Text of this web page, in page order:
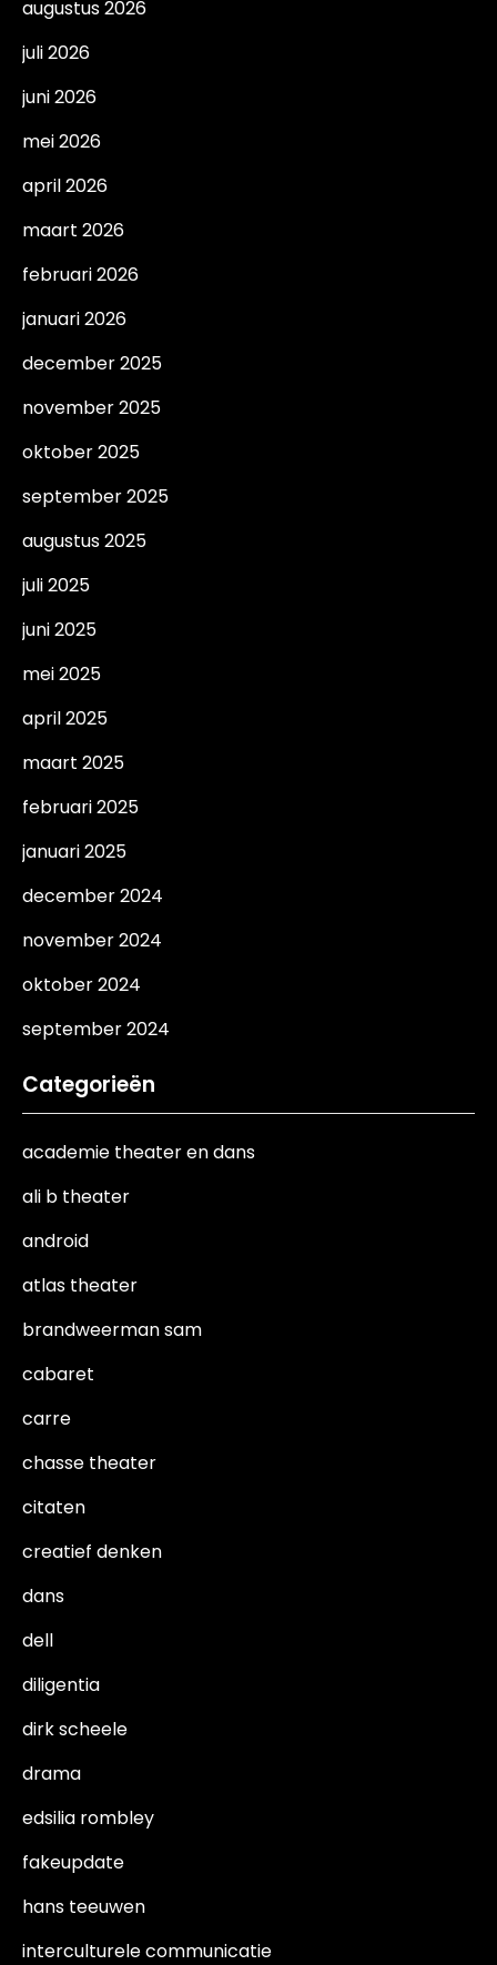
augustus 2026
juli 2026
juni 2026
mei 2026
april 2026
maart 2026
februari 2026
januari 2026
december 2025
november 2025
oktober 2025
september 2025
augustus 2025
juli 2025
juni 2025
mei 2025
april 2025
maart 2025
februari 2025
januari 2025
december 2024
november 2024
oktober 2024
september 2024
Categorieën
academie theater en dans
ali b theater
android
atlas theater
brandweerman sam
cabaret
carre
chasse theater
citaten
creatief denken
dans
dell
diligentia
dirk scheele
drama
edsilia rombley
fakeupdate
hans teeuwen
interculturele communicatie